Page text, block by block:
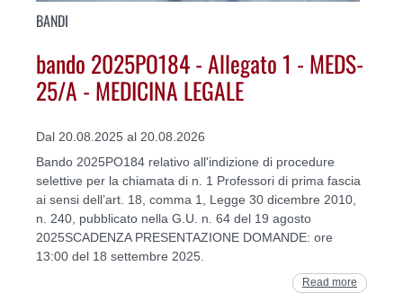
BANDI
bando 2025PO184 - Allegato 1 - MEDS-
25/A - MEDICINA LEGALE
Dal 20.08.2025 al 20.08.2026
Bando 2025PO184 relativo all'indizione di procedure
selettive per la chiamata di n. 1 Professori di prima fascia
ai sensi dell’art. 18, comma 1, Legge 30 dicembre 2010,
n. 240, pubblicato nella G.U. n. 64 del 19 agosto
2025SCADENZA PRESENTAZIONE DOMANDE: ore
13:00 del 18 settembre 2025.
Read more